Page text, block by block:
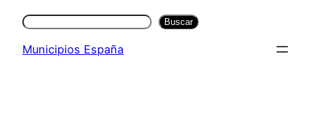
Buscar Buscar
Municipios España